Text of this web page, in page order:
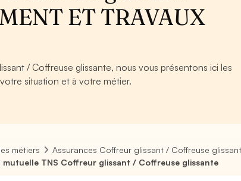
ET TRAVAUX
/ Coffreuse glissante, nous vous présentons ici les
situation et à votre métier.
métiers
Assurances Coffreur glissant / Coffreuse
mutuelle TNS Coffreur glissant / Coffreuse glissante